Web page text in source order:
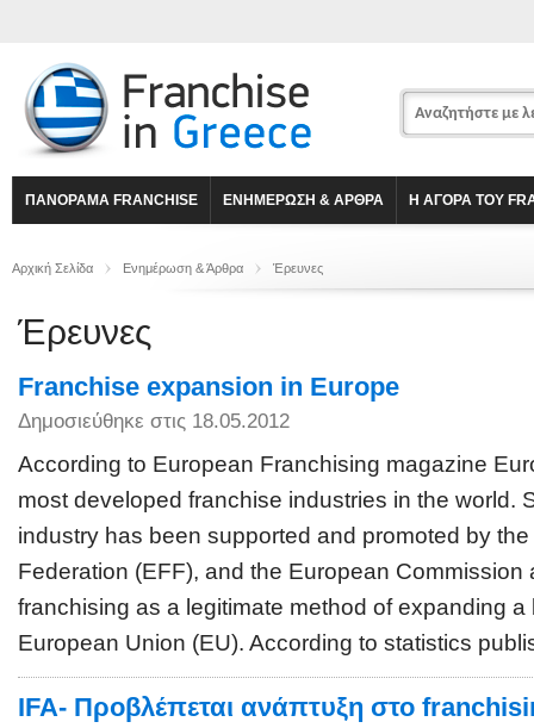
ΠΑΝΟΡΑΜΑ FRANCHISE ΕΝΗΜΕΡΩΣΗ & ΑΡΘΡΑ Η ΑΓΟΡΑ ΤΟΥ
Αρχική Σελίδα Ενημέρωση & Άρθρα Έρευνες
Έρευνες
Franchise expansion in Europe
Δημοσιεύθηκε στις 18.05.2012
According to European Franchising magazine
most developed franchise industries in the world.
industry has been supported and promoted by
Federation (EFF), and the European Commission
franchising as a legitimate method of expanding
European Union (EU). According to statistics
IFA- Προβλέπεται ανάπτυξη στο